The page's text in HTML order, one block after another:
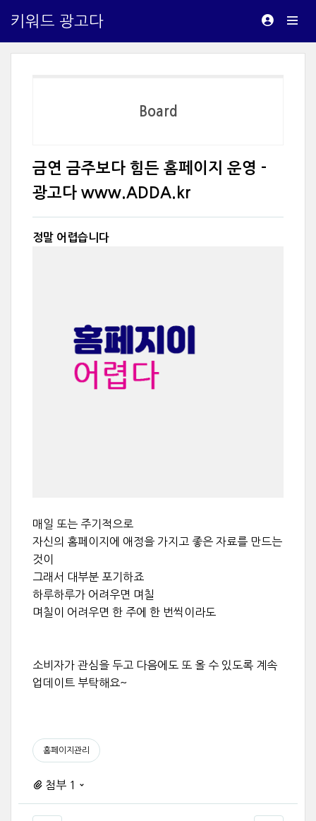
키워드 광고다
Board
금연 금주보다 힘든 홈페이지 운영 -
광고다 www.ADDA.kr
정말 어렵습니다
매일 또는 주기적으로
자신의 홈페이지에 애정을 가지고 좋은 자료를 만드는
것이
그래서 대부분 포기하죠
하루하루가 어려우면 며칠
며칠이 어려우면 한 주에 한 번씩이라도
소비자가 관심을 두고 다음에도 또 올 수 있도록 계속
업데이트 부탁해요~
홈페이지관리
첨부 1